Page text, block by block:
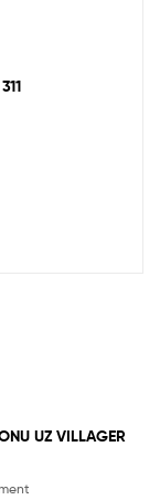
UZ VILLAGER